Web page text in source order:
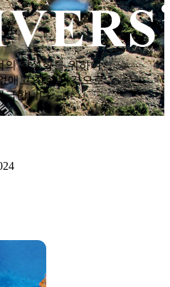
의 활성화를 위하여
애고 착한 가격으로
급합니다.